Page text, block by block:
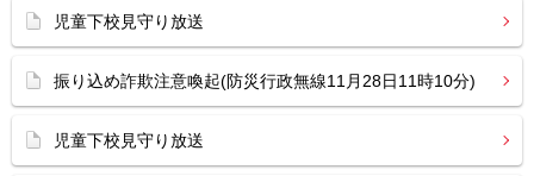
児童下校見守り放送
振り込め詐欺注意喚起(防災行政無線11月28日11時10分)
児童下校見守り放送